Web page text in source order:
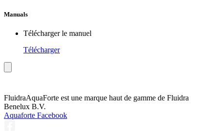
Manuals
Télécharger le manuel
Télécharger
FluidraAquaForte est une marque haut de gamme de Fluidra
Benelux B.V.
Aquaforte Facebook